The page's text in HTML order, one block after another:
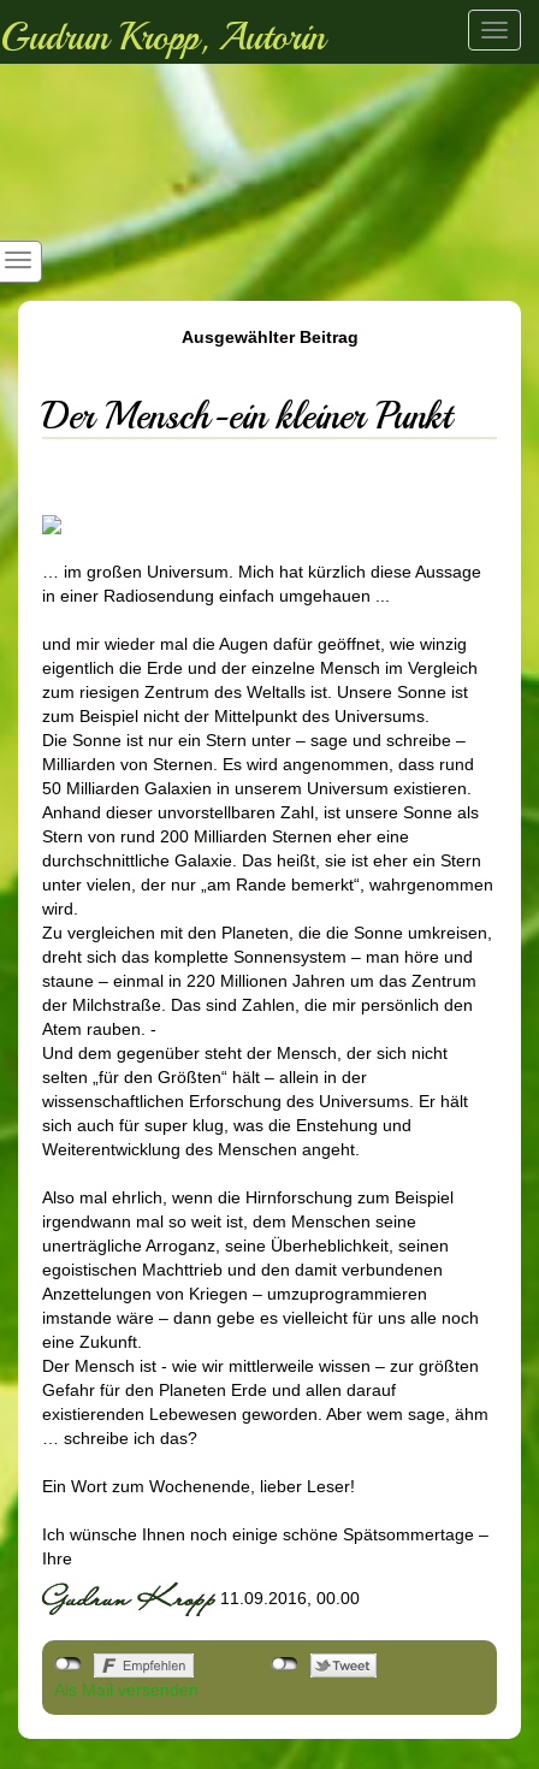
Gudrun Kropp, Autorin
Ausgewählter Beitrag
Der Mensch-ein kleiner Punkt
… im großen Universum. Mich hat kürzlich diese Aussage
in einer Radiosendung einfach umgehauen ...
und mir wieder mal die Augen dafür geöffnet, wie winzig
eigentlich die Erde und der einzelne Mensch im Vergleich
zum riesigen Zentrum des Weltalls ist. Unsere Sonne ist
zum Beispiel nicht der Mittelpunkt des Universums.
Die Sonne ist nur ein Stern unter – sage und schreibe –
Milliarden von Sternen. Es wird angenommen, dass rund
50 Milliarden Galaxien in unserem Universum existieren.
Anhand dieser unvorstellbaren Zahl, ist unsere Sonne als
Stern von rund 200 Milliarden Sternen eher eine
durchschnittliche Galaxie. Das heißt, sie ist eher ein Stern
unter vielen, der nur „am Rande bemerkt“, wahrgenommen
wird.
Zu vergleichen mit den Planeten, die die Sonne umkreisen,
dreht sich das komplette Sonnensystem – man höre und
staune – einmal in 220 Millionen Jahren um das Zentrum
der Milchstraße. Das sind Zahlen, die mir persönlich den
Atem rauben. -
Und dem gegenüber steht der Mensch, der sich nicht
selten „für den Größten“ hält – allein in der
wissenschaftlichen Erforschung des Universums. Er hält
sich auch für super klug, was die Enstehung und
Weiterentwicklung des Menschen angeht.
Also mal ehrlich, wenn die Hirnforschung zum Beispiel
irgendwann mal so weit ist, dem Menschen seine
unerträgliche Arroganz, seine Überheblichkeit, seinen
egoistischen Machttrieb und den damit verbundenen
Anzettelungen von Kriegen – umzuprogrammieren
imstande wäre – dann gebe es vielleicht für uns alle noch
eine Zukunft.
Der Mensch ist - wie wir mittlerweile wissen – zur größten
Gefahr für den Planeten Erde und allen darauf
existierenden Lebewesen geworden. Aber wem sage, ähm
… schreibe ich das?
Ein Wort zum Wochenende, lieber Leser!
Ich wünsche Ihnen noch einige schöne Spätsommertage –
Ihre
11.09.2016, 00.00
Als Mail versenden